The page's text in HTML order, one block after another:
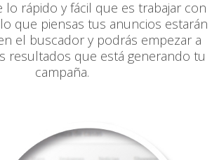
rápido y fácil que es trabajar con
que piensas tus anuncios estarán
el buscador y podrás empezar a
resultados que está generando tu
campaña.